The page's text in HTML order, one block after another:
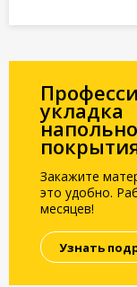
укладка
Закажите
это удобно.
месяцев!
Узнать